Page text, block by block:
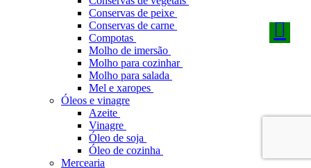
Conservas de peixe
Conservas de carne
Compotas
Molho de imersão
Molho para cozinhar
Molho para salada
Mel e xaropes
Óleos e vinagre
Azeite
Vinagre
Óleo de soja
Óleo de cozinha
Mercearia